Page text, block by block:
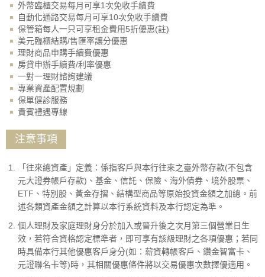
外幣臨櫃交易每月可享1次免收手續費
自動化通路交易每月可享10次免收手續費
保管箱每人一只可享租金費用5折優惠(註)
美元臨櫃結購/售匯率讓分優惠
理財商品申購手續費優惠
房貸申辦手續費/利率優惠
一對一理財諮詢建議
專業資產配置規劃
保單健診服務
貴賓禮遇專線
注意事項
「往來總資產」定義：係指客戶與本行往來之臺外幣存款(不包含
元大證券帳戶存款)、基金、信託、保險、海外債券、境外股票、
ETF、特別股、黃金存摺、結構型商品等原始投資金額之加總。前
述各類資產金額之計算以本行系統資料及本行認定為準。
個人理財及家庭理財身分於加入或晉升後之次月第三個營業日生
效，若符合資格認定標準者，即可享有該級理財之各項優惠；若同
時具備本行其他優惠客戶身分(如：薪資轉帳客戶、鑽金智富卡、
元證聯名卡等)時，其相關優惠條件將以交易優惠次數擇優適用。